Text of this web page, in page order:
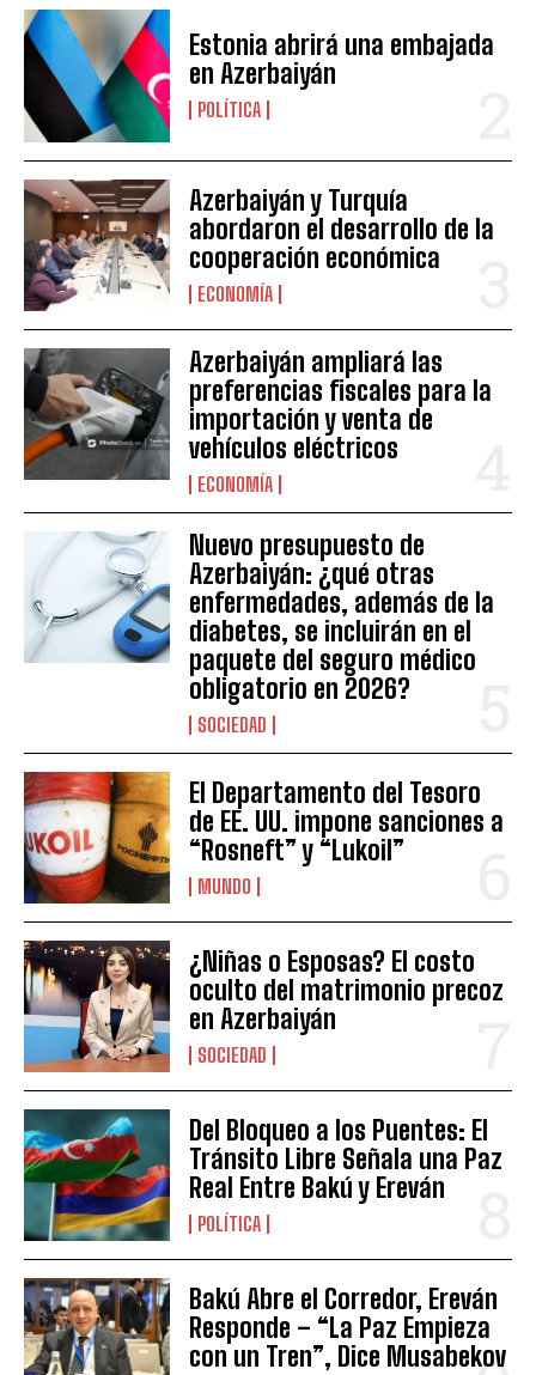
Estonia abrirá una embajada
en Azerbaiyán
POLÍTICA
Azerbaiyán y Turquía
abordaron el desarrollo de la
cooperación económica
ECONOMÍA
Azerbaiyán ampliará las
preferencias fiscales para la
importación y venta de
vehículos eléctricos
ECONOMÍA
Nuevo presupuesto de
Azerbaiyán: ¿qué otras
enfermedades, además de la
diabetes, se incluirán en el
paquete del seguro médico
obligatorio en 2026?
SOCIEDAD
El Departamento del Tesoro
de EE. UU. impone sanciones a
“Rosneft” y “Lukoil”
MUNDO
¿Niñas o Esposas? El costo
oculto del matrimonio precoz
en Azerbaiyán
SOCIEDAD
Del Bloqueo a los Puentes: El
Tránsito Libre Señala una Paz
Real Entre Bakú y Ereván
POLÍTICA
Bakú Abre el Corredor, Ereván
Responde – “La Paz Empieza
con un Tren”, Dice Musabekov